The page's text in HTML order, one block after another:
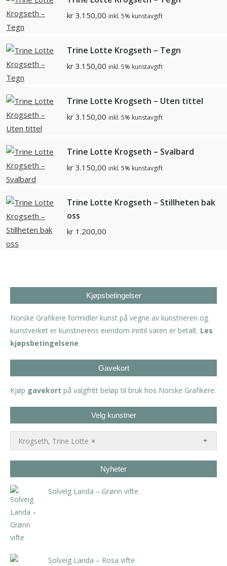
kr 3.150,00 inkl. 5% kunstavgift
Trine Lotte Krogseth – Tegn
kr 3.150,00 inkl. 5% kunstavgift
Trine Lotte Krogseth – Uten tittel
kr 3.150,00 inkl. 5% kunstavgift
Trine Lotte Krogseth – Svalbard
kr 3.150,00 inkl. 5% kunstavgift
Trine Lotte Krogseth – Stillheten bak
oss
kr 1.200,00
Kjøpsbetingelser
Norske Grafikere formidler kunst på vegne av kunstneren og
kunstverket er kunstnerens eiendom inntil varen er betalt. Les
kjøpsbetingelsene
Gavekort
Kjøp gavekort på valgfritt beløp til bruk hos Norske Grafikere.
Velg kunstner
×
Krogseth, Trine Lotte
Nyheter
Solveig Landa – Grønn vifte
Solveig Landa – Rosa vifte